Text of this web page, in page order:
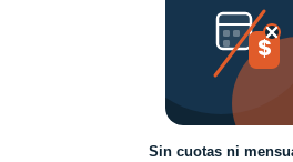
$
Sin cuotas ni